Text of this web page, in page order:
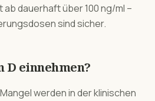
dauerhaft über 100 ng/ml –
sind sicher.
einnehmen?
werden in der klinischen